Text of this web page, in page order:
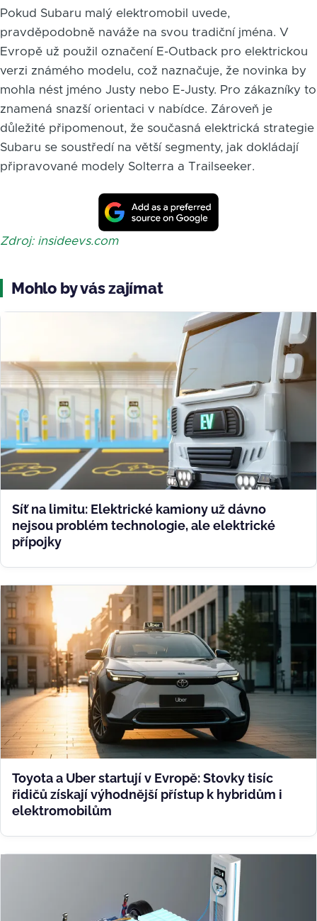
Pokud Subaru malý elektromobil uvede,
pravděpodobně naváže na svou tradiční jména. V
Evropě už použil označení E-Outback pro elektrickou
verzi známého modelu, což naznačuje, že novinka by
mohla nést jméno Justy nebo E-Justy. Pro zákazníky to
znamená snazší orientaci v nabídce. Zároveň je
důležité připomenout, že současná elektrická strategie
Subaru se soustředí na větší segmenty, jak dokládají
připravované modely Solterra a Trailseeker.
Zdroj: insideevs.com
Mohlo by vás zajímat
Síť na limitu: Elektrické kamiony už dávno
nejsou problém technologie, ale elektrické
přípojky
Toyota a Uber startují v Evropě: Stovky tisíc
řidičů získají výhodnější přístup k hybridům i
elektromobilům